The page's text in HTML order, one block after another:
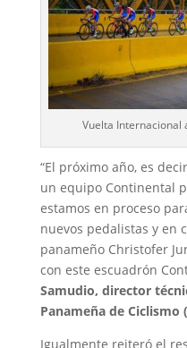
Vuelta Internacional
“El próximo año, es
un equipo Continental
estamos en proceso
nuevos pedalistas y en
panameño Christofer
con este escuadrón
Samudio, director
Panameña de Ciclismo
Igualmente reiteró el